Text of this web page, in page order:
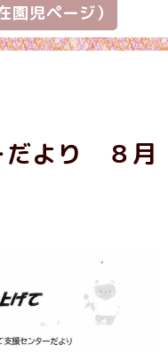
園児ページ）
だより ８月